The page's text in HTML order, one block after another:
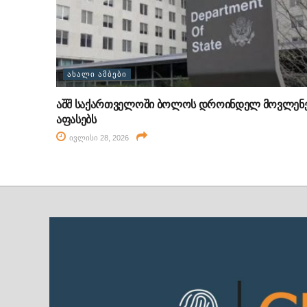
ᲐᲮᲐᲚᲘ ᲐᲛᲑᲔᲑᲘ
აშშ საქართველოში ბოლოს დროინდელ
აფასებს
ივლისი 28, 2026